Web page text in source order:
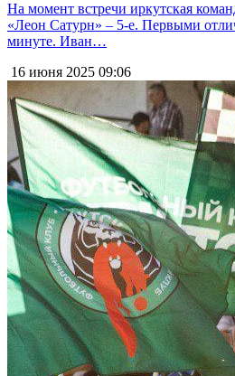
На момент встречи иркутская
«Леон Сатурн» – 5-е. Первыми
минуте. Иван…
16 июня 2025 09:06